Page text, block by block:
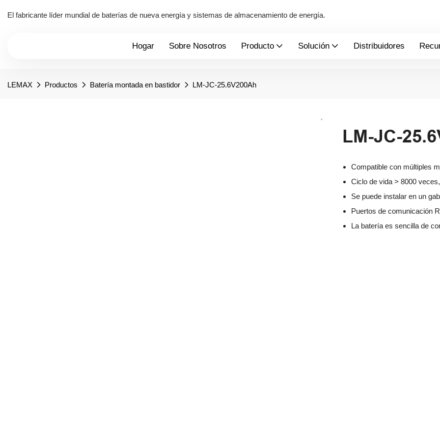
El fabricante líder mundial de baterías de nueva energía y sistemas de almacenamiento de energía.
Hogar Sobre Nosotros Producto Solución Distribuidores
LEMAX Productos Batería montada en bastidor LM-JC-25.6V200Ah
LM-JC-
Compatible con múltiples
Ciclo de vida > 8000
Se puede instalar en un
Puertos de comunicación
La batería es sencilla de